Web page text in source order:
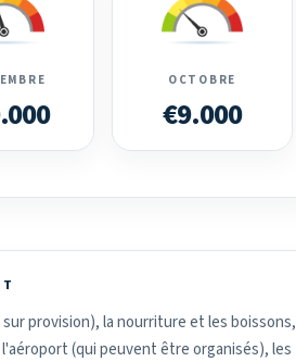
OCTOBRE
€9.000
provision), la nourriture et les boissons,
(qui peuvent être organisés), les